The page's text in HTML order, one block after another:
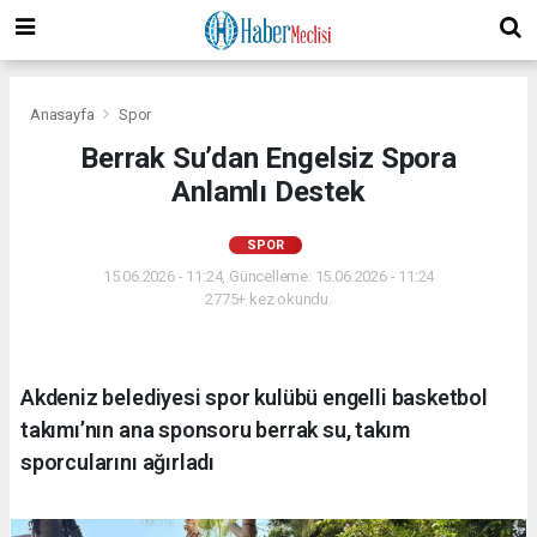
Anasayfa Spor
​Berrak Su’dan Engelsiz Spora
Anlamlı Destek
SPOR
15.06.2026 - 11:24, Güncelleme: 15.06.2026 - 11:24
2775+ kez okundu.
Akdeniz belediyesi spor kulübü engelli basketbol
takımı’nın ana sponsoru berrak su, takım
sporcularını ağırladı